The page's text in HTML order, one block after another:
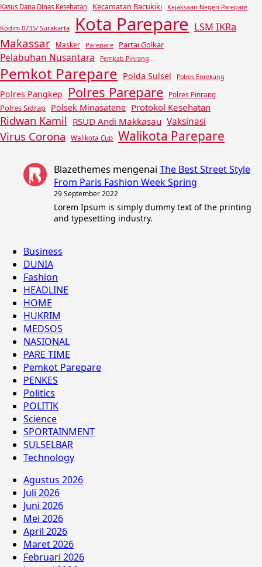
Kasus Dana Dinas Kesehatan Kecamatan Bacukiki Kejaksaan Negeri Parepare
Kodim 0735/ Surakarta Kota Parepare LSM IKRa
Makassar Masker Parepare Partai Golkar
Pelabuhan Nusantara Pemkab Pinrang
Pemkot Parepare Polda Sulsel Polres Enrekang
Polres Pangkep Polres Parepare Polres Pinrang
Polres Sidrap Polsek Minasatene Protokol Kesehatan
Ridwan Kamil RSUD Andi Makkasau Vaksinasi
Virus Corona Walikota Cup Walikota Parepare
Blazethemes mengenai The Best Street Style
From Paris Fashion Week Spring
29 September 2022
Lorem Ipsum is simply dummy text of the printing
and typesetting industry.
Business
DUNIA
Fashion
HEADLINE
HOME
HUKRIM
MEDSOS
NASIONAL
PARE TIME
Pemkot Parepare
PENKES
Politics
POLITIK
Science
SPORTAINMENT
SULSELBAR
Technology
Agustus 2026
Juli 2026
Juni 2026
Mei 2026
April 2026
Maret 2026
Februari 2026